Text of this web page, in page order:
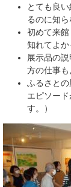
とても良
るのに知ら
初めて来
知れてよか
展示品の
方の仕事も
ふるさと
エピソー
す。）